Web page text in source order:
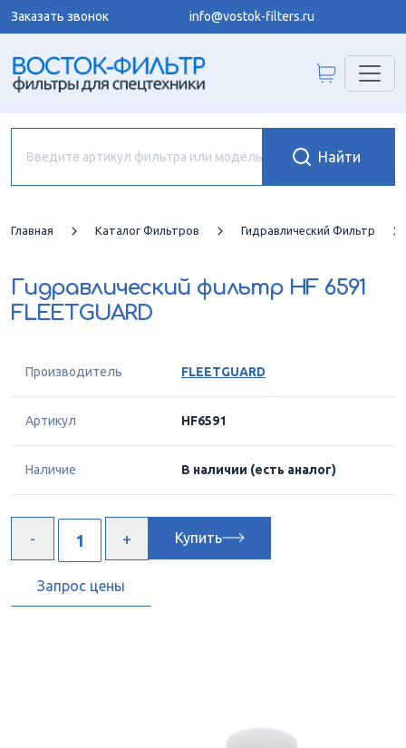
Заказать звонок info@vostok-filters.ru
Главная Каталог Фильтров Гидравлический Фильтр
Гидравлический фильтр HF 6591
FLEETGUARD
Производитель FLEETGUARD
Артикул HF6591
Наличие В наличии (есть аналог)
Купить
Запрос цены